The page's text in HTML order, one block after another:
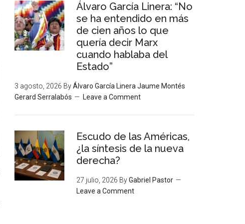
Álvaro García Linera: “No
se ha entendido en más
de cien años lo que
quería decir Marx
cuando hablaba del
Estado”
3 agosto, 2026 ByÁlvaro García Linera Jaume Montés
Gerard Serralabós
Leave a Comment
Escudo de las Américas,
¿la síntesis de la nueva
derecha?
27 julio, 2026 ByGabriel Pastor
Leave a Comment